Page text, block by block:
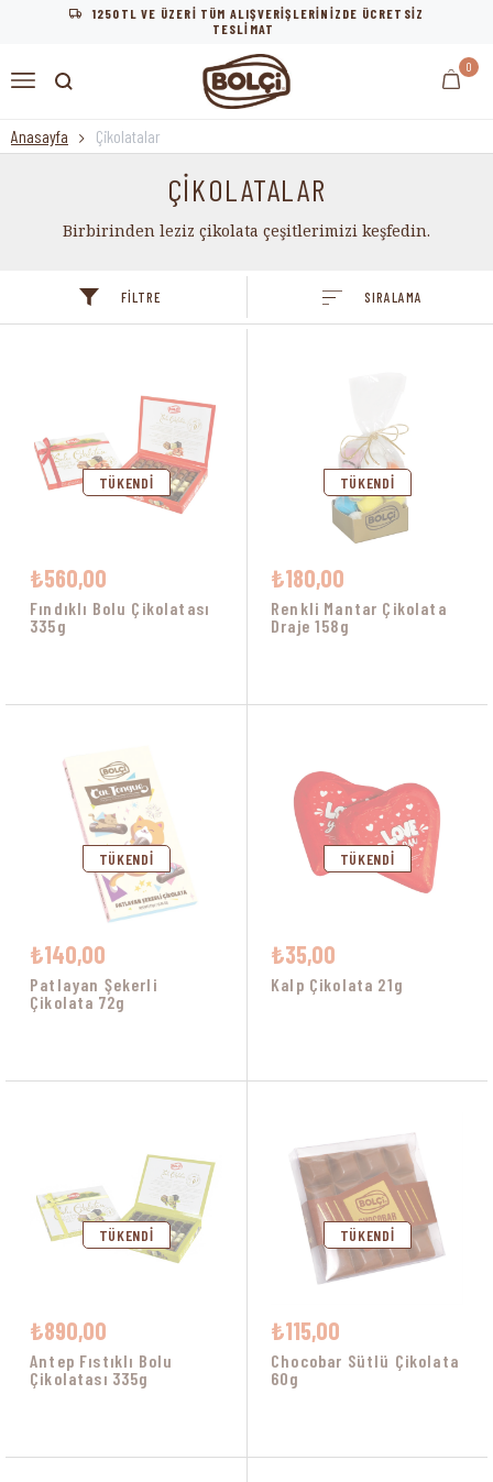
1250TL VE ÜZERİ TÜM ALIŞVERİŞLERİNİZDE ÜCRETSİZ
TESLİMAT
0
Anasayfa Çikolatalar
ÇİKOLATALAR
Birbirinden leziz çikolata çeşitlerimizi keşfedin.
FILTRE SIRALAMA
TÜKENDI
₺560,00
Fındıklı Bolu Çikolatası
335g
TÜKENDI
₺180,00
Renkli Mantar Çikolata
Draje 158g
TÜKENDI
₺140,00
Patlayan Şekerli
Çikolata 72g
TÜKENDI
₺35,00
Kalp Çikolata 21g
TÜKENDI
₺890,00
Antep Fıstıklı Bolu
Çikolatası 335g
TÜKENDI
₺115,00
Chocobar Sütlü Çikolata
60g